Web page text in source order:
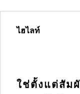
ไฮไลท์
ใช่ตั้งแต่สัม